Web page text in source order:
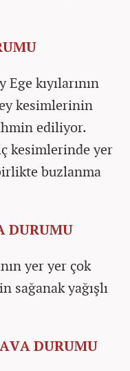
kıyılarının
kesimlerinin
ediliyor.
kesimlerinde yer
buzlanma
DURUMU
yer yer çok
sağanak yağışlı
DURUMU